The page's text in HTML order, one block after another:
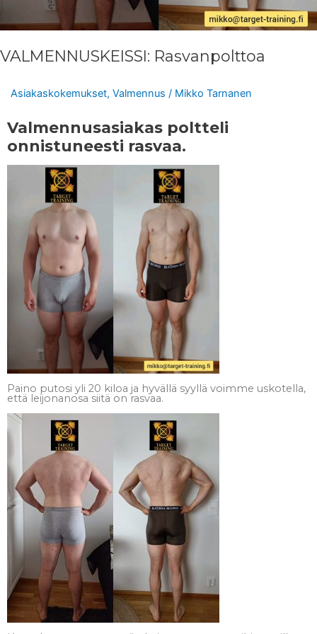
VALMENNUSKEISSI: Rasvanpolttoa
Asiakaskokemukset, Valmennus / Mikko Tarnanen
Valmennusasiakas poltteli
onnistuneesti rasvaa.
Paino putosi yli 20 kiloa ja hyvällä syyllä voimme uskotella,
että leijonanosa siitä on rasvaa.